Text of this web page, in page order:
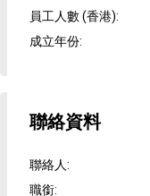
員工人數 (香港):
成立年份:
聯絡資料
聯絡人:
職銜: